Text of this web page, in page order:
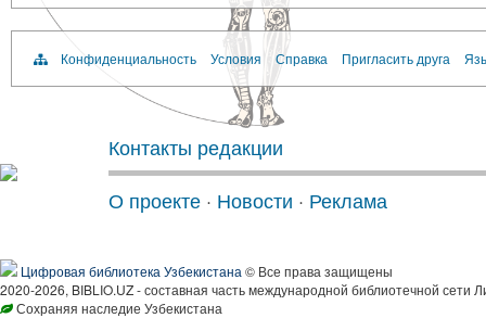
Конфиденциальность Условия Справка Пригласить друга
Контакты редакции
О проекте · Новости · Реклама
Цифровая библиотека Узбекистана © Все права защищены
2020-2026, BIBLIO.UZ - составная часть международной библиотечной сети
Сохраняя наследие Узбекистана